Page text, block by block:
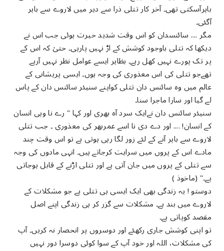
باہرآسکتی تھی۔ آخر کار تتلی ذرا سے دیر میں لاروے سے باہر
آگئی۔
مگر .... سائنسدان کو اس وقت شدید حیرت ہوئی جب اس نے
دیکھا کہ تتلی باوجود کوشش کے اڑ نہیں پارہی۔ حتیٰ کہ اس کے
پر تک پورے نہیں کھل رہے۔ بظاہر ایسے عوامل نظر نہیں آرہے
تھےجو تتلی کی اس معذوری کی وجہ ہوں۔ ایسی پریشانی کے
عالم میں وہ سائنس دان تتلی کواپنے سنیئر سائنس دان کے پاس
لے گیا اور سارا ماجرا سنا۔
سنیئر سائنس دان نےایک سرد آہ بھری اور کہا " رے نا وہی انسان
کے انسان! .... اور دے دی نا اسے عمربھر کی معذوری ۔ جب تتلی
لاروے سے باہر آنے کے لئے زور لگا رہی ہوتی ہے تو اس وقت چند
مادے اس کے پروں میں سرایت کرجاتے ہیں۔ انہی مادوں کی وجہ
سے تتلی کے پروں میں جان آتی ہے اور تتلی اڑنے کے قابل ہوجاتی
ہے۔" (ماخوذ )
دوستو ! یہ زندگی بھی ایک ایسی ہی تتلی ہے جو مشکلات کے
لاروے میں بند ہے۔ مشکلات سے گزر کر ہی زندگی اپنے اصل
مقصد کوپاتی ہے۔
تو اپنی کوشش جاری رکھئے اور دوسروں پر انحصار نہ کریں۔ آپ
کی مشکلات، اللہ اور خود آپ کے سوا کوئی دوسرا دور نہیں